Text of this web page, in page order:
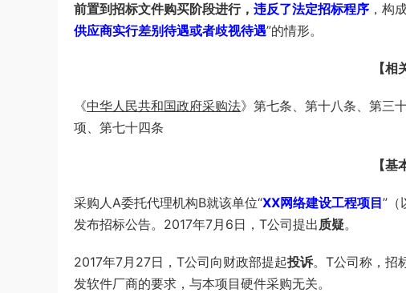
前置到招标文件购买阶段进行， 违反了法定招标程序 ，构
供应商实行差别待遇或者歧视待遇”的情形。
【相
《中华人民共和国政府采购法》第七条、第十八条、第三
项、第七十四条
【基
采购人A委托代理机构B就该单位“XX网络建设工程项目”（
发布招标公告。2017年7月6日，T公司提出质疑。
2017年7月27日，T公司向财政部提起投诉。T公司称，招
发软件厂商的要求，与本项目硬件采购无关。